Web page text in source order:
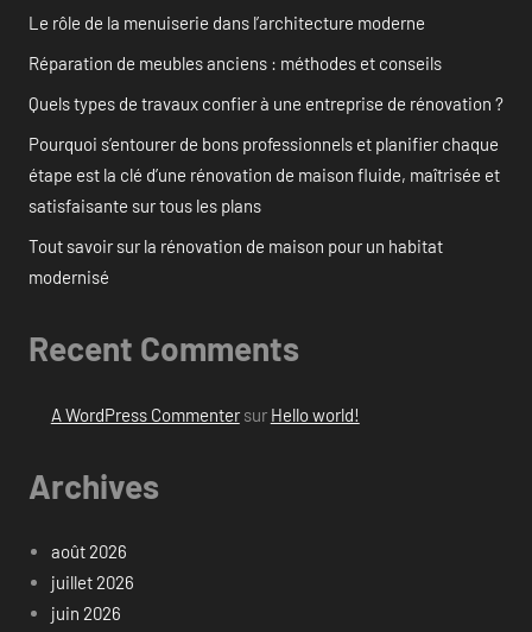
Le rôle de la menuiserie dans l’architecture moderne
Réparation de meubles anciens : méthodes et conseils
Quels types de travaux confier à une entreprise de rénovation ?
Pourquoi s’entourer de bons professionnels et planifier chaque
étape est la clé d’une rénovation de maison fluide, maîtrisée et
satisfaisante sur tous les plans
Tout savoir sur la rénovation de maison pour un habitat
modernisé
Recent Comments
A WordPress Commentersur Hello world!
Archives
août 2026
juillet 2026
juin 2026